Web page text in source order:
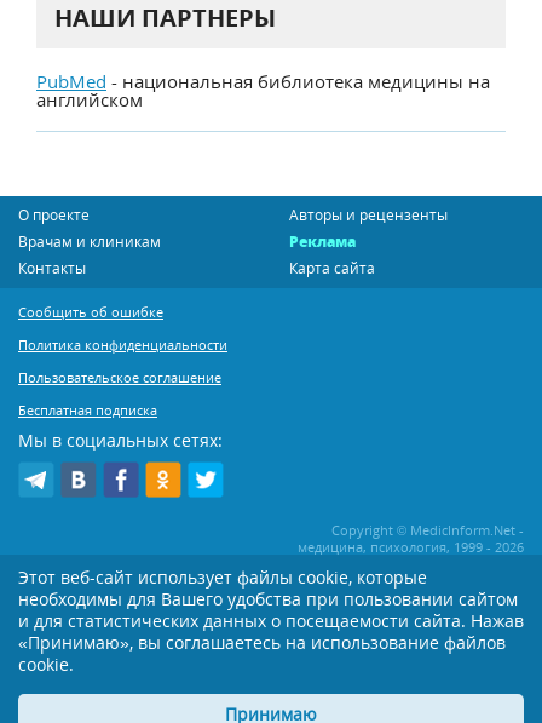
НАШИ ПАРТНЕРЫ
PubMed - национальная библиотека медицины на
английском
О проекте
Авторы и рецензенты
Врачам и клиникам
Реклама
Контакты
Карта сайта
Сообщить об ошибке
Политика конфиденциальности
Пользовательское соглашение
Бесплатная подписка
Мы в социальных сетях:
Copyright © MedicInform.Net -
медицина, психология, 1999 - 2026
Копирование или иное распространение статей нашего сайта строго
воспрещается. Копирование раздела "Новости" допускается при наличии
активной открытой для поисковиков ссылки на MedicInform.Net
Материалы на сайте представлены в справочных целях. Редакция не всегда
применением тех или иных рекомендаций настоятельно рекомендуется
посоветоваться с Вашим лечащим врачом!
Этот веб-сайт использует файлы cookie, которые
необходимы для Вашего удобства при пользовании сайтом
и для статистических данных о посещаемости сайта. Нажав
«Принимаю», вы соглашаетесь на использование файлов
cookie.
Принимаю